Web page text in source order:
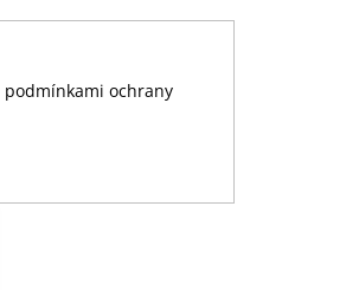
podmínkami ochrany